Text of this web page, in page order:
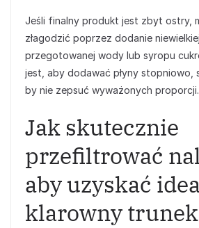
Jeśli finalny produkt jest zbyt ostry,
złagodzić poprzez dodanie
przegotowanej wody lub syropu
jest, aby dodawać płyny stopniowo,
by nie zepsuć wyważonych proporcji.
Jak skutecznie
przefiltrować
aby uzyskać
klarowny